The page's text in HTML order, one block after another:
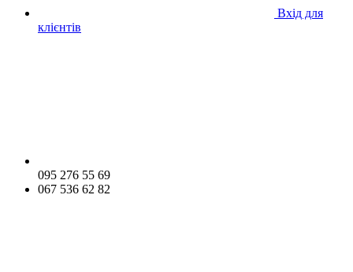
Вхід для
клієнтів
095 276 55 69
067 536 62 82